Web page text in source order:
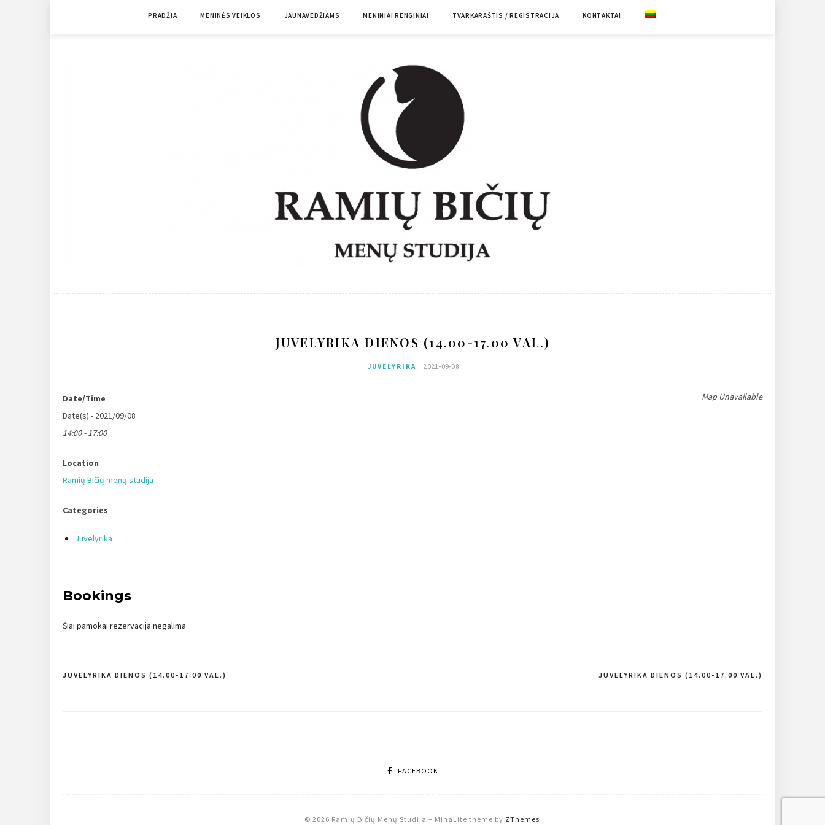
PRADŽIA MENINĖS VEIKLOS JAUNAVEDŽIAMS MENINIAI RENGINIAI TVARKARAŠTIS / REGISTRACIJA KONTAKTAI
JUVELYRIKA DIENOS (14.00-17.00 VAL.)
JUVELYRIKA 2021-09-08
Map Unavailable
Date/Time
Date(s) - 2021/09/08
14:00 - 17:00
Location
Ramių Bičių menų studija
Categories
Juvelyrika
Bookings
Šiai pamokai rezervacija negalima
Navigacija
JUVELYRIKA DIENOS (14.00-17.00 VAL.)
JUVELYRIKA DIENOS (14.00-17.00 VAL.)
FACEBOOK
© 2026 Ramių Bičių Menų Studija – MinaLite theme by ZThemes